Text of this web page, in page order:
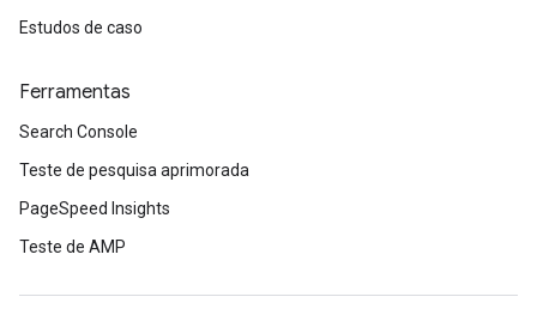
Estudos de caso
Ferramentas
Search Console
Teste de pesquisa aprimorada
PageSpeed Insights
Teste de AMP